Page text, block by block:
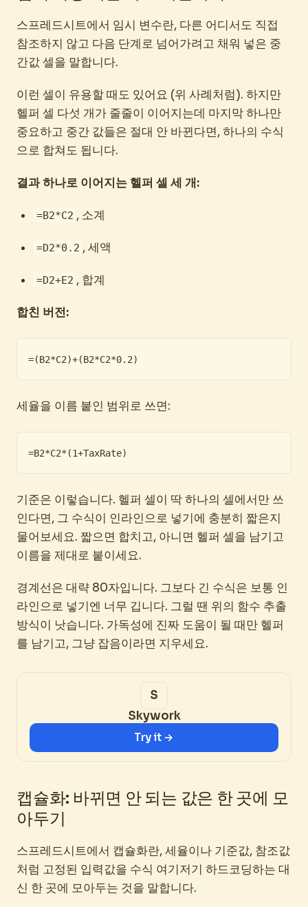
스프레드시트에서 임시 변수란, 다른 어디서도 직접
참조하지 않고 다음 단계로 넘어가려고 채워 넣은 중
간값 셀을 말합니다.
이런 셀이 유용할 때도 있어요 (위 사례처럼). 하지만
헬퍼 셀 다섯 개가 줄줄이 이어지는데 마지막 하나만
중요하고 중간 값들은 절대 안 바뀐다면, 하나의 수식
으로 합쳐도 됩니다.
결과 하나로 이어지는 헬퍼 셀 세 개:
=B2*C2 , 소계
=D2*0.2 , 세액
=D2+E2 , 합계
합친 버전:
=(B2*C2)+(B2*C2*0.2)
세율을 이름 붙인 범위로 쓰면:
=B2*C2*(1+TaxRate)
기준은 이렇습니다. 헬퍼 셀이 딱 하나의 셀에서만 쓰
인다면, 그 수식이 인라인으로 넣기에 충분히 짧은지
물어보세요. 짧으면 합치고, 아니면 헬퍼 셀을 남기고
이름을 제대로 붙이세요.
경계선은 대략 80자입니다. 그보다 긴 수식은 보통 인
라인으로 넣기엔 너무 깁니다. 그럴 땐 위의 함수 추출
방식이 낫습니다. 가독성에 진짜 도움이 될 때만 헬퍼
를 남기고, 그냥 잡음이라면 지우세요.
Skywork
Try it →
캡슐화: 바뀌면 안 되는 값은 한 곳에 모
아두기
스프레드시트에서 캡슐화란, 세율이나 기준값, 참조값
처럼 고정된 입력값을 수식 여기저기 하드코딩하는 대
신 한 곳에 모아두는 것을 말합니다.